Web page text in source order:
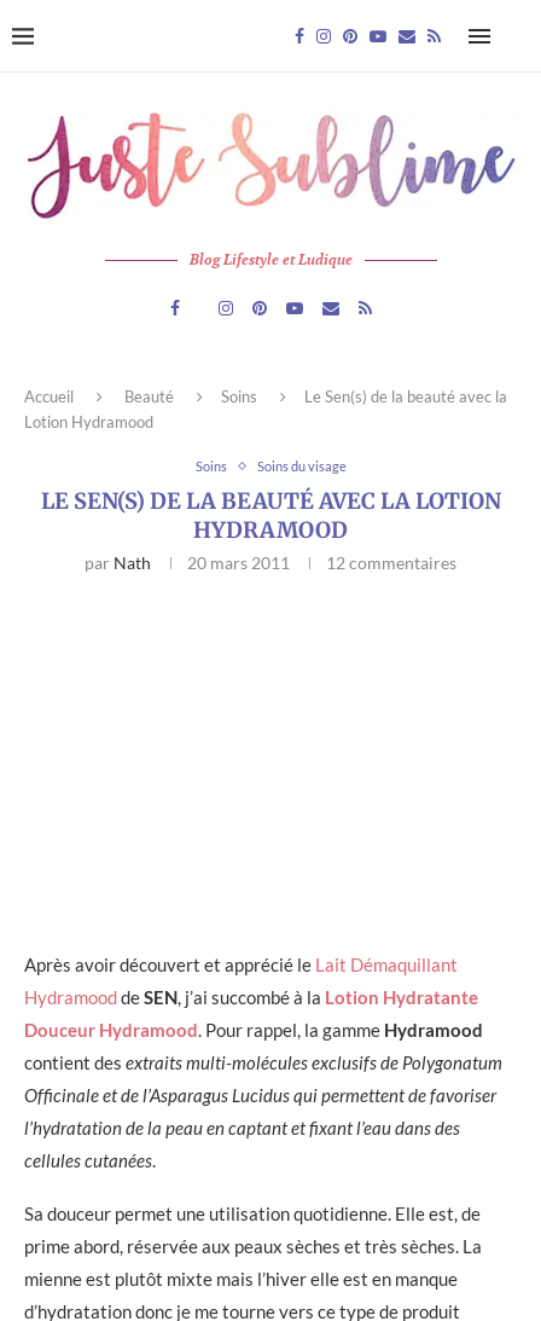
Blog Lifestyle et Ludique
Accueil Beauté Soins
Le Sen(s) de la beauté avec la
Lotion Hydramood
Soins Soins du visage
LE SEN(S) DE LA BEAUTÉ AVEC LA LOTION
HYDRAMOOD
par Nath 20 mars 2011 12 commentaires
Après avoir découvert et apprécié le Lait Démaquillant
HydramooddeSEN , j’ai succombé à la Lotion Hydratante
Douceur Hydramood . Pour rappel, la gamme Hydramood
contient des extraits multi-molécules exclusifs de Polygonatum
Officinale et de l’Asparagus Lucidus qui permettent de favoriser
l’hydratation de la peau en captant et fixant l’eau dans des
cellules cutanées
Sa douceur permet une utilisation quotidienne. Elle est, de
prime abord, réservée aux peaux sèches et très sèches. La
mienne est plutôt mixte mais l’hiver elle est en manque
d’hydratation donc je me tourne vers ce type de produit